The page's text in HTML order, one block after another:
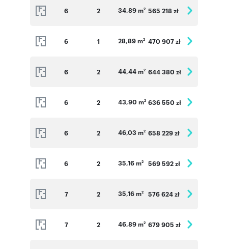
6 2 34,89 m2 565 218 zł
6 1 28,89 m2 470 907 zł
6 2 44,44 m2 644 380 zł
6 2 43,90 m2 636 550 zł
6 2 46,03 m2 658 229 zł
6 2 35,16 m2 569 592 zł
7 2 35,16 m2 576 624 zł
7 2 46,89 m2 679 905 zł